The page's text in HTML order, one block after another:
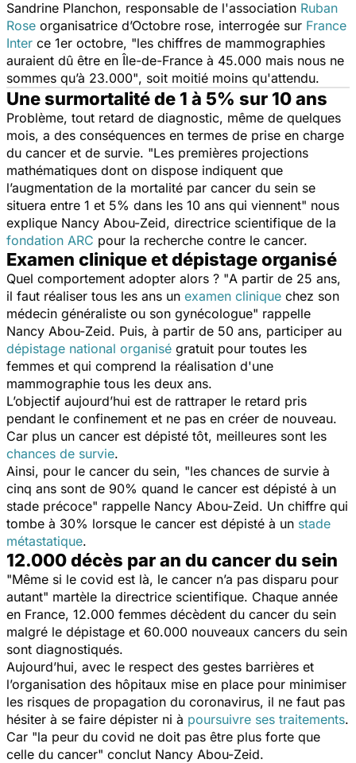
Sandrine Planchon, responsable de l'association Ruban
Rose organisatrice d’Octobre rose, interrogée sur France
Inter ce 1er octobre, "les chiffres de mammographies
auraient dû être en Île-de-France à 45.000 mais nous ne
sommes qu’à 23.000", soit moitié moins qu'attendu.
Une surmortalité de 1 à 5% sur 10 ans
Problème, tout retard de diagnostic, même de quelques
mois, a des conséquences en termes de prise en charge
du cancer et de survie. "Les premières projections
mathématiques dont on dispose indiquent que
l’augmentation de la mortalité par cancer du sein se
situera entre 1 et 5% dans les 10 ans qui viennent" nous
explique Nancy Abou-Zeid, directrice scientifique de la
fondation ARC pour la recherche contre le cancer.
Examen clinique et dépistage organisé
Quel comportement adopter alors ? "A partir de 25 ans,
il faut réaliser tous les ans un examen clinique chez son
médecin généraliste ou son gynécologue" rappelle
Nancy Abou-Zeid. Puis, à partir de 50 ans, participer au
dépistage national organisé gratuit pour toutes les
femmes et qui comprend la réalisation d'une
mammographie tous les deux ans.
L’objectif aujourd’hui est de rattraper le retard pris
pendant le confinement et ne pas en créer de nouveau.
Car plus un cancer est dépisté tôt, meilleures sont les
chances de survie.
Ainsi, pour le cancer du sein, "les chances de survie à
cinq ans sont de 90% quand le cancer est dépisté à un
stade précoce" rappelle Nancy Abou-Zeid. Un chiffre qui
tombe à 30% lorsque le cancer est dépisté à un stade
métastatique.
12.000 décès par an du cancer du sein
"Même si le covid est là, le cancer n’a pas disparu pour
autant" martèle la directrice scientifique. Chaque année
en France, 12.000 femmes décèdent du cancer du sein
malgré le dépistage et 60.000 nouveaux cancers du sein
sont diagnostiqués.
Aujourd’hui, avec le respect des gestes barrières et
l’organisation des hôpitaux mise en place pour minimiser
les risques de propagation du coronavirus, il ne faut pas
hésiter à se faire dépister ni à poursuivre ses traitements.
Car "la peur du covid ne doit pas être plus forte que
celle du cancer" conclut Nancy Abou-Zeid.